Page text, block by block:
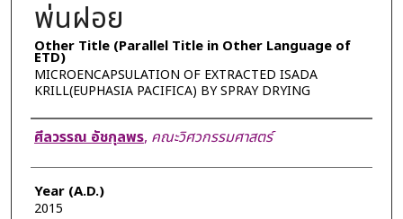
พ่นฝอย
Other Title (Parallel Title in Other Language of
ETD)
MICROENCAPSULATION OF EXTRACTED ISADA
KRILL(EUPHASIA PACIFICA) BY SPRAY DRYING
Author
ศีลวรรณ อัชกุลพร, คณะวิศวกรรมศาสตร์
Year (A.D.)
2015